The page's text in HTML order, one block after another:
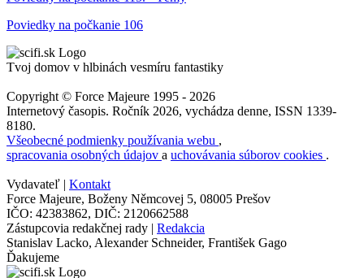
Poviedky na počkanie 106
Tvoj domov v hlbinách vesmíru fantastiky
Copyright © Force Majeure 1995 - 2026
Internetový časopis. Ročník 2026, vychádza denne, ISSN 1339-
8180.
Všeobecné podmienky používania webu ,
spracovania osobných údajov a uchovávania súborov cookies .
Vydavateľ | Kontakt
Force Majeure, Boženy Němcovej 5, 08005 Prešov
IČO: 42383862, DIČ: 2120662588
Zástupcovia redakčnej rady | Redakcia
Stanislav Lacko, Alexander Schneider, František Gago
Ďakujeme